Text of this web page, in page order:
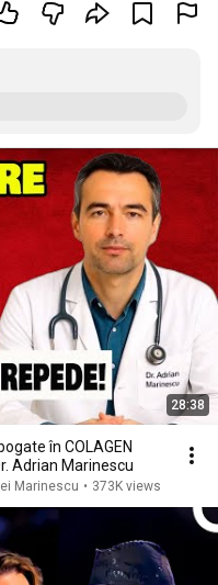
28:38
în COLAGEN
Adrian Marinescu
Marinescu • 373K views